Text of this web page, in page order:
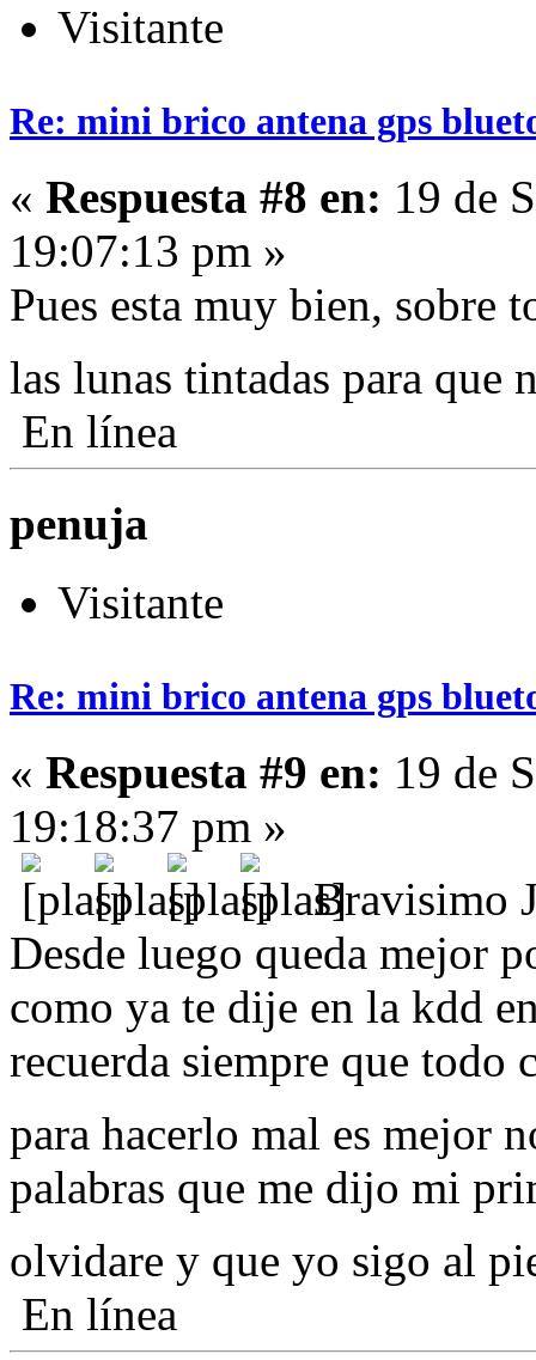
Visitante
Re: mini brico antena gps
« Respuesta #8 en: 19 de
19:07:13 pm »
Pues esta muy bien, sobre
las lunas tintadas para que
En línea
penuja
Visitante
Re: mini brico antena gps
« Respuesta #9 en: 19 de
19:18:37 pm »
Bravisimo
Desde luego queda mejor
como ya te dije en la kdd
recuerda siempre que todo
para hacerlo mal es mejor
palabras que me dijo mi
olvidare y que yo sigo al
En línea